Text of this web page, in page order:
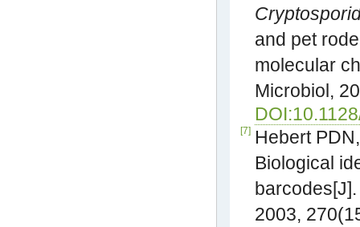
and pet
molecular
Microbiol,
[7]
Hebert
Biological
2003,